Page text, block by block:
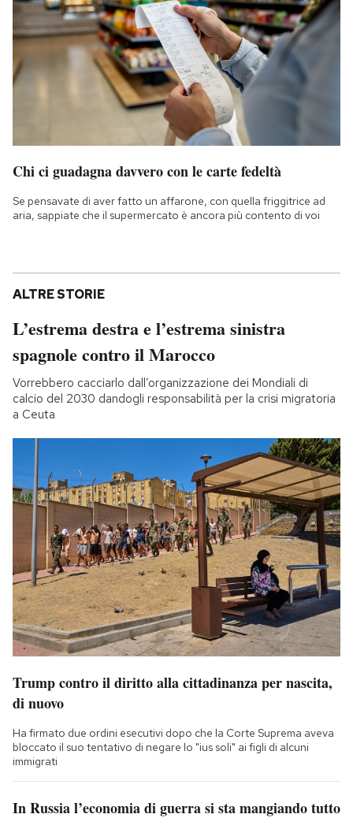
Chi ci guadagna davvero con le carte fedeltà
Se pensavate di aver fatto un affarone, con quella friggitrice ad
aria, sappiate che il supermercato è ancora più contento di voi
ALTRE STORIE
L’estrema destra e l’estrema sinistra
spagnole contro il Marocco
Vorrebbero cacciarlo dall’organizzazione dei Mondiali di
calcio del 2030 dandogli responsabilità per la crisi migratoria
a Ceuta
Trump contro il diritto alla cittadinanza per nascita,
di nuovo
Ha firmato due ordini esecutivi dopo che la Corte Suprema aveva
bloccato il suo tentativo di negare lo "ius soli" ai figli di alcuni
immigrati
In Russia l’economia di guerra si sta mangiando tutto